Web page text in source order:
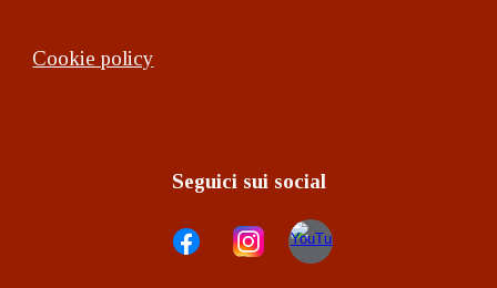
Cookie policy
Seguici sui social